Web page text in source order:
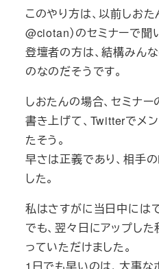
このやり方は、以前しおた
@ciotan）のセミナーで聞
登壇者の方は、結構みん
のなのだそうです。
しおたんの場合、セミナー
書き上げて、Twitterでメ
たそう。
早さは正義であり、相手
した。
私はさすがに当日中には
でも、翌々日にアップした
っていただけました。